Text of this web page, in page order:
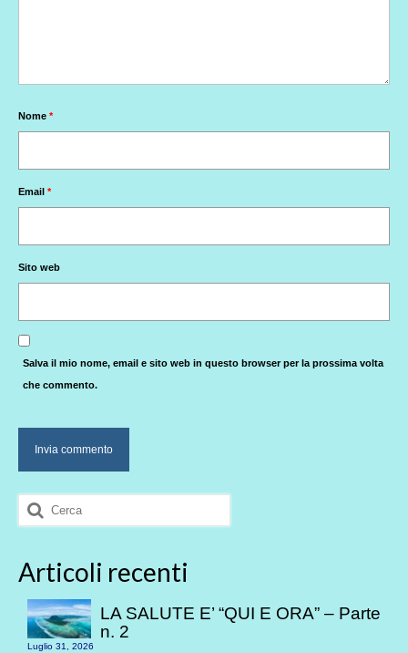
Nome *
Email *
Sito web
Salva il mio nome, email e sito web in questo browser per la prossima volta
che commento.
Cerca:
Articoli recenti
LA SALUTE E’ “QUI E ORA” – Parte
n. 2
Luglio 31, 2026